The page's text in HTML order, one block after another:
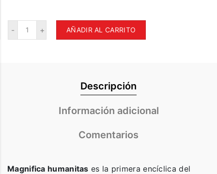
AÑADIR AL CARRITO
Descripción
Información adicional
Comentarios
Magnifica humanitas es la primera encíclica del